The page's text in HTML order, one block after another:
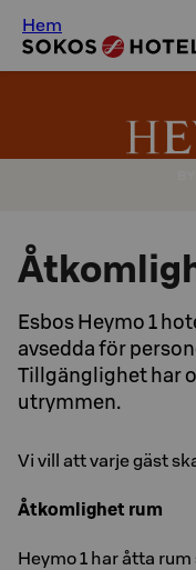
Hem
Esbos Heymo 1
avsedda för
Tillgänglighet har
utrymmen.
Vi vill att varje gäst
Åtkomlighet rum
Heymo 1 har åtta